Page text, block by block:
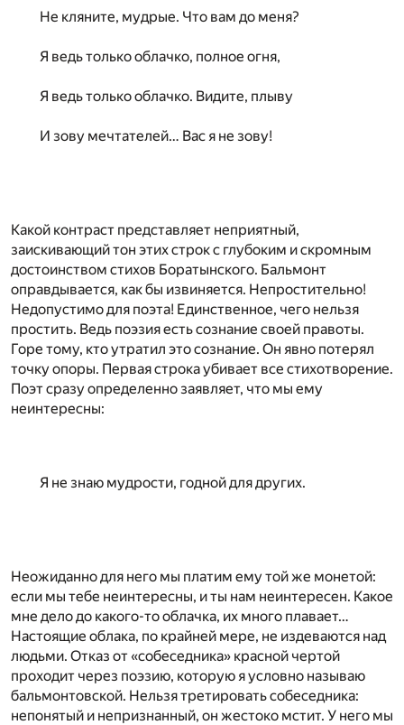
Не кляните, мудрые. Что вам до меня?
Я ведь только облачко, полное огня,
Я ведь только облачко. Видите, плыву
И зову мечтателей… Вас я не зову!
Какой контраст представляет неприятный,
заискивающий тон этих строк с глубоким и скромным
достоинством стихов Боратынского. Бальмонт
оправдывается, как бы извиняется. Непростительно!
Недопустимо для поэта! Единственное, чего нельзя
простить. Ведь поэзия есть сознание своей правоты.
Горе тому, кто утратил это сознание. Он явно потерял
точку опоры. Первая строка убивает все стихотворение.
Поэт сразу определенно заявляет, что мы ему
неинтересны:
Я не знаю мудрости, годной для других.
Неожиданно для него мы платим ему той же монетой:
если мы тебе неинтересны, и ты нам неинтересен. Какое
мне дело до какого-то облачка, их много плавает…
Настоящие облака, по крайней мере, не издеваются над
людьми. Отказ от «собеседника» красной чертой
проходит через поэзию, которую я условно называю
бальмонтовской. Нельзя третировать собеседника:
непонятый и непризнанный, он жестоко мстит. У него мы